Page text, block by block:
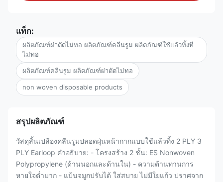
แท็ก:
ผลิตภัณฑ์ผ่าตัดไม่ทอ ผลิตภัณฑ์คลีนรูม ผลิตภัณฑ์ใช้แล้วทิ้งที่
ไม่ทอ
ผลิตภัณฑ์คลีนรูม ผลิตภัณฑ์ผ่าตัดไม่ทอ
non woven disposable products
สรุปผลิตภัณฑ์
วัสดุสิ้นเปลืองคลีนรูมปลอดฝุ่นหน้ากากแบบใช้แล้วทิ้ง 2 PLY 3
PLY Earloop คำอธิบาย: - โครงสร้าง 2 ชั้น: ES Nonwoven
Polypropylene (ด้านนอกและด้านใน) - ความต้านทานการ
หายใจต่ำมาก - แป้นจมูกปรับได้ ใส่สบาย ไม่มีใยแก้ว ปราศจาก